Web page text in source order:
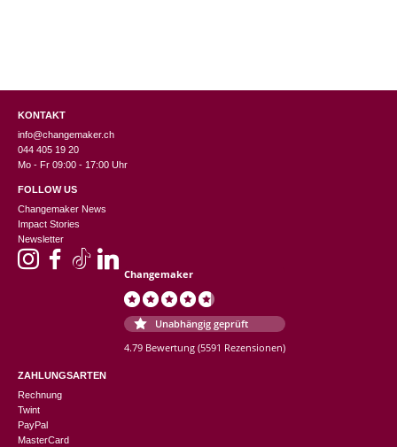
KONTAKT
info@changemaker.ch
044 405 19 20
Mo - Fr 09:00 - 17:00 Uhr
FOLLOW US
Changemaker News
Impact Stories
Newsletter
Changemaker
Unabhängig geprüft
4.79 Bewertung (5591 Rezensionen)
ZAHLUNGSARTEN
Rechnung
Twint
PayPal
MasterCard